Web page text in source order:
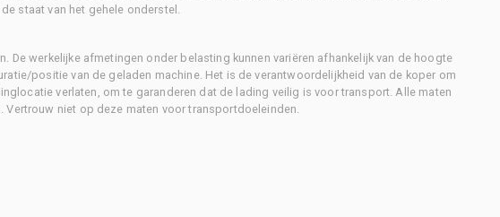
staat van het gehele onderstel.
De werkelijke afmetingen onder belasting kunnen variëren afhankelijk van de hoogte
positie van de geladen machine. Het is de verantwoordelijkheid van de koper om
verlaten, om te garanderen dat de lading veilig is voor transport. Alle maten
niet op deze maten voor transportdoeleinden.